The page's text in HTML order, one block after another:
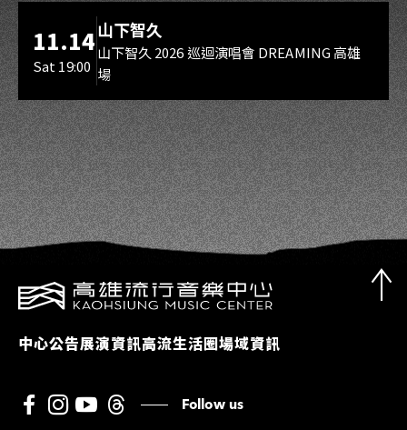
11.14
Sat 19:00
山下智久
山下智久 2026 巡迴演唱會 DREAMING 高雄
場
中心公告展演資訊高流生活圈場域資訊
Follow us